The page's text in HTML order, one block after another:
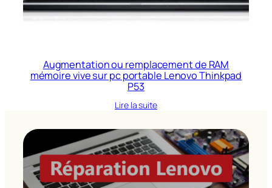
Augmentation ou remplacement de RAM
mémoire vive sur pc portable Lenovo Thinkpad
P53
Lire la suite